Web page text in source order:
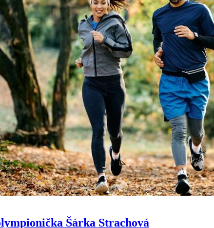
Šárka Strachová